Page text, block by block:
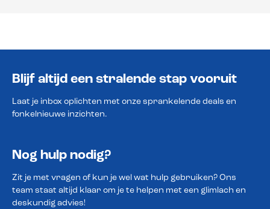
Blijf altijd een stralende stap vooruit
Laat je inbox oplichten met onze sprankelende deals en
fonkelnieuwe inzichten.
Nog hulp nodig?
Zit je met vragen of kun je wel wat hulp gebruiken? Ons
team staat altijd klaar om je te helpen met een glimlach en
deskundig advies!